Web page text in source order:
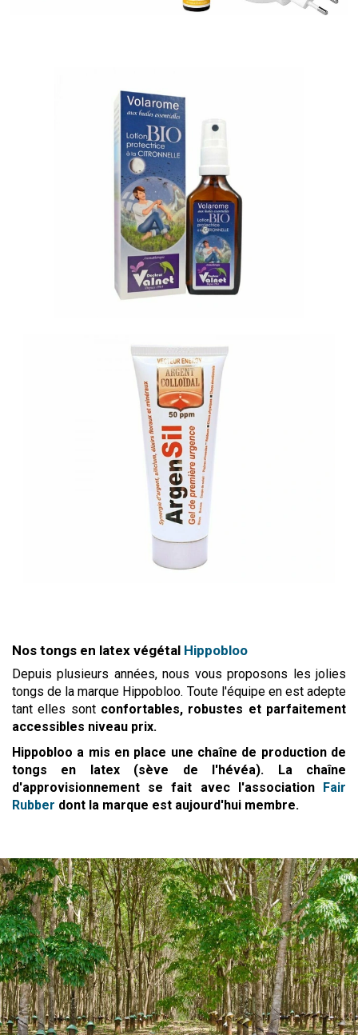
Nos tongs en latex végétal Hippobloo
Depuis plusieurs années, nous vous proposons les jolies
tongs de la marque Hippobloo. Toute l'équipe en est adepte
tant elles sont confortables, robustes et parfaitement
accessibles niveau prix.
Hippobloo a mis en place une chaîne de production de
tongs en latex (sève de l'hévéa). La chaîne
d'approvisionnement se fait avec l'association Fair
Rubber dont la marque est aujourd'hui membre.